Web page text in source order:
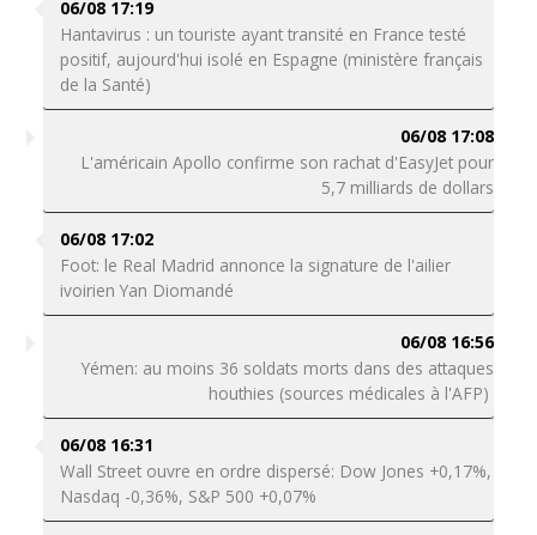
06/08 17:19
Hantavirus : un touriste ayant transité en France testé
positif, aujourd'hui isolé en Espagne (ministère français
de la Santé)
06/08 17:08
L'américain Apollo confirme son rachat d'EasyJet pour
5,7 milliards de dollars
06/08 17:02
Foot: le Real Madrid annonce la signature de l'ailier
ivoirien Yan Diomandé
06/08 16:56
Yémen: au moins 36 soldats morts dans des attaques
houthies (sources médicales à l'AFP)
06/08 16:31
Wall Street ouvre en ordre dispersé: Dow Jones +0,17%,
Nasdaq -0,36%, S&P 500 +0,07%